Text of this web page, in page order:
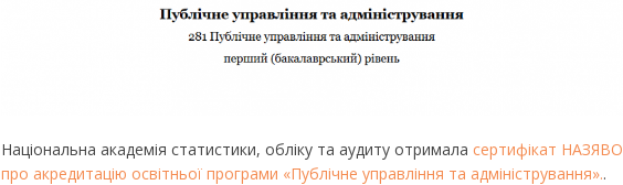
Національна академія статистики, обліку та аудиту отримала сертифікат НАЗЯВО
про акредитацію освітньої програми «Публічне управління та адміністрування»..